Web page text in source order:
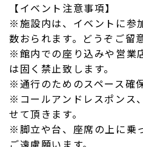
【イベント注意事項】
※施設内は、イベントに参
数おられます。どうぞご留
※館内での座り込みや営業
は固く禁止致します。
※通行のためのスペース確
※コールアンドレスポンス
せて頂きます。
※脚立や台、座席の上に乗
ご遠慮願います。